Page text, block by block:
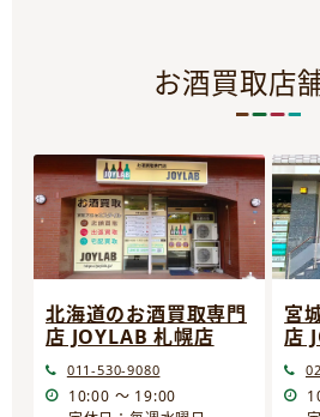
お酒買取店
北海道のお酒買取専門
店 JOYLAB 札幌店
011-530-9080
10:00 ～ 19:00
宮
店